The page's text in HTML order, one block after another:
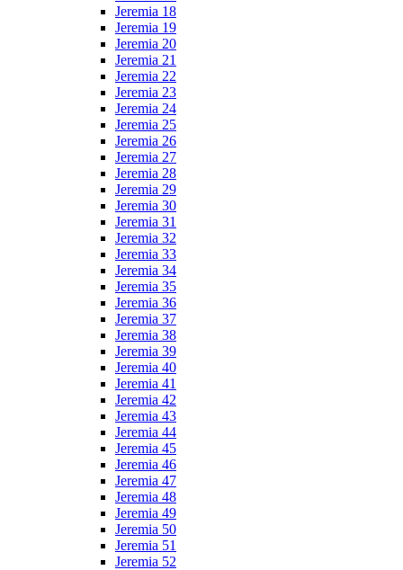
Jeremia 18
Jeremia 19
Jeremia 20
Jeremia 21
Jeremia 22
Jeremia 23
Jeremia 24
Jeremia 25
Jeremia 26
Jeremia 27
Jeremia 28
Jeremia 29
Jeremia 30
Jeremia 31
Jeremia 32
Jeremia 33
Jeremia 34
Jeremia 35
Jeremia 36
Jeremia 37
Jeremia 38
Jeremia 39
Jeremia 40
Jeremia 41
Jeremia 42
Jeremia 43
Jeremia 44
Jeremia 45
Jeremia 46
Jeremia 47
Jeremia 48
Jeremia 49
Jeremia 50
Jeremia 51
Jeremia 52